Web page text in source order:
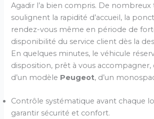
Agadir l’a bien compris. De
soulignent la rapidité d’accueil, la
rendez-vous même en période de
disponibilité du service client dès la
En quelques minutes, le véhicule
disposition, prêt à vous accompagner,
d’un modèle Peugeot, d’un
Contrôle systématique avant chaque
garantir sécurité et confort.